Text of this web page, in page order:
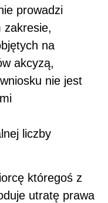
prowadzi
zakresie,
na
akcyzą,
nie jest
liczby
któregoś z
utratę prawa